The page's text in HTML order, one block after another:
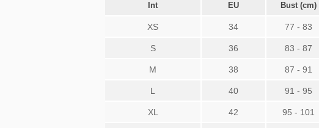
Int EU Bust (cm)
XS 34 77 - 83
S 36 83 - 87
M 38 87 - 91
L 40 91 - 95
XL 42 95 - 101